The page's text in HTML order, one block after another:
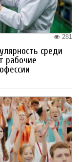
281
среди
рабочие